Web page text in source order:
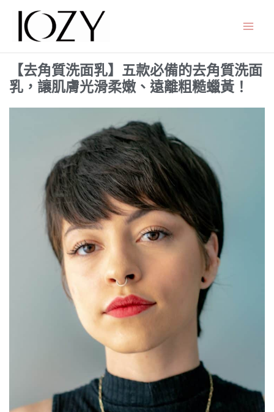
要
【去角質洗面乳】五款必備的去角質洗面
乳，讓肌膚光滑柔嫩、遠離粗糙蠟黃！